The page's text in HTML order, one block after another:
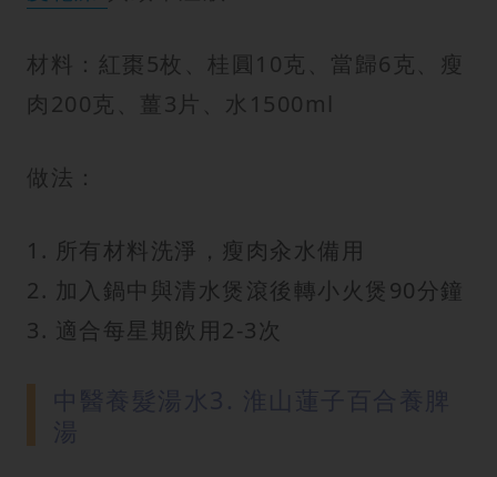
材料：紅棗5枚、桂圓10克、當歸6克、瘦
肉200克、薑3片、水1500ml
做法：
1. 所有材料洗淨，瘦肉汆水備用
2. 加入鍋中與清水煲滾後轉小火煲90分鐘
3. 適合每星期飲用2-3次